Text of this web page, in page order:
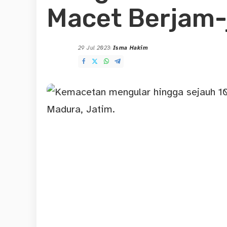
Macet
29 Jul 2023
Posted
by
Isma Hakim